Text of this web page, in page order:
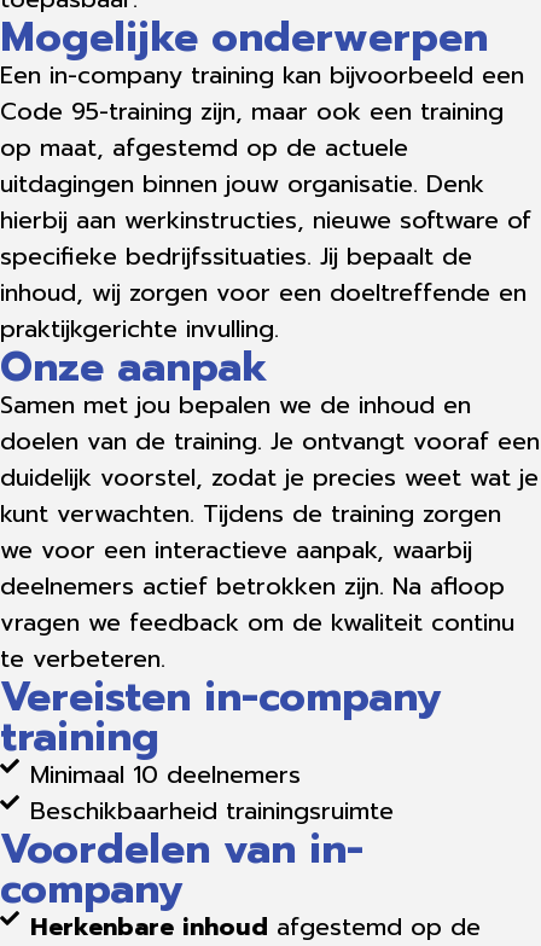
Mogelijke onderwerpen
Een in-company training kan bijvoorbeeld een
Code 95-training zijn, maar ook een training
op maat, afgestemd op de actuele
uitdagingen binnen jouw organisatie. Denk
hierbij aan werkinstructies, nieuwe software of
specifieke bedrijfssituaties. Jij bepaalt de
inhoud, wij zorgen voor een doeltreffende en
praktijkgerichte invulling.
Onze aanpak
Samen met jou bepalen we de inhoud en
doelen van de training. Je ontvangt vooraf een
duidelijk voorstel, zodat je precies weet wat je
kunt verwachten. Tijdens de training zorgen
we voor een interactieve aanpak, waarbij
deelnemers actief betrokken zijn. Na afloop
vragen we feedback om de kwaliteit continu
te verbeteren.
Vereisten in-company
training
Minimaal 10 deelnemers
Beschikbaarheid trainingsruimte
Voordelen van in-
company
Herkenbare inhoud afgestemd op de